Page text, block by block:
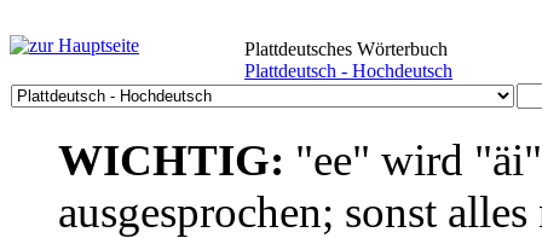
Plattdeutsches Wörterbuch
Plattdeutsch - Hochdeutsch
WICHTIG: "ee" wird
ausgesprochen; sonst